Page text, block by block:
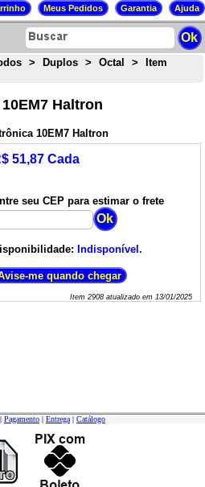
> Duplos > Octal >
Item
Haltron
10EM7 Haltron
51,87 Cada
seu CEP para estimar o frete
Indisponível.
Item 2908atualizado em 13/01/2025
| Pagamento | Entrega | Catálogo